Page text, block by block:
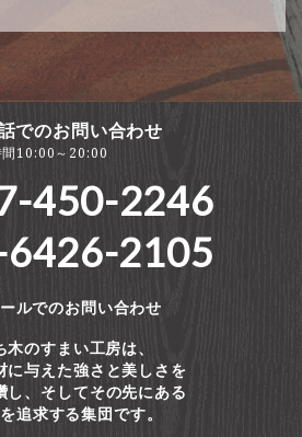
でのお問い合わせ
間10:00～20:00
450-2246
2105
ルでのお問い合わせ
木のすまい工房は、
に与えた強さと美しさを
し、そしてその先にある
追求する集団です。